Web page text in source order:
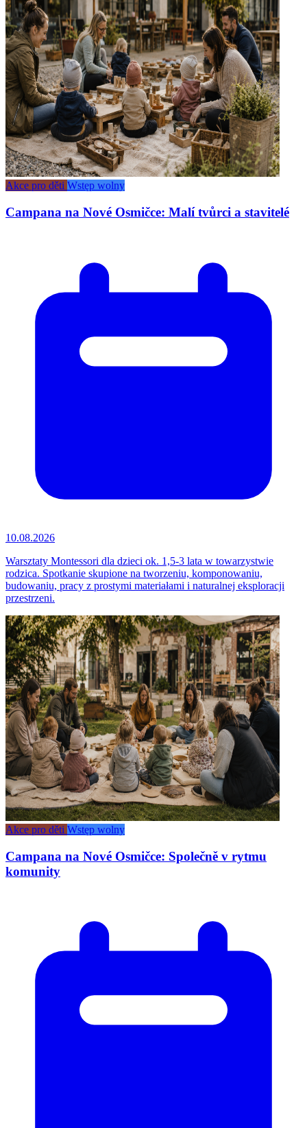
Akce pro děti Wstęp wolny
Campana na Nové Osmičce: Malí tvůrci a stavitelé
10.08.2026
Warsztaty Montessori dla dzieci ok. 1,5-3 lata w towarzystwie
rodzica. Spotkanie skupione na tworzeniu, komponowaniu,
budowaniu, pracy z prostymi materiałami i naturalnej eksploracji
przestrzeni.
Akce pro děti Wstęp wolny
Campana na Nové Osmičce: Společně v rytmu
komunity